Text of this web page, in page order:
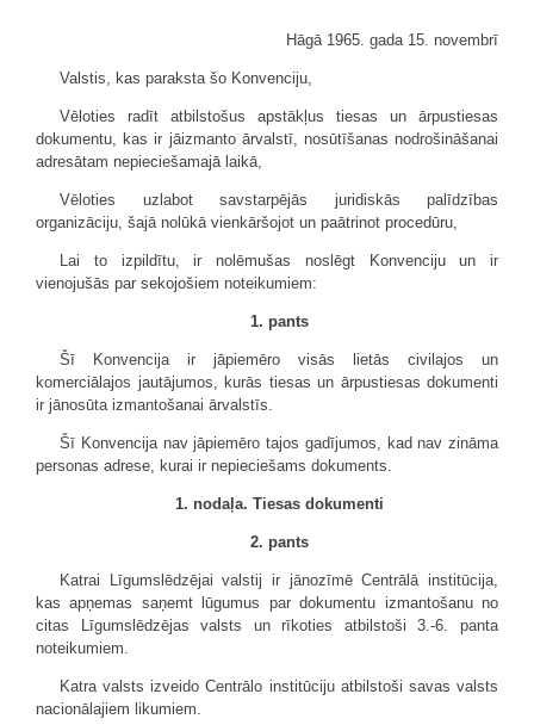
Hāgā 1965. gada 15. novembrī
Valstis, kas paraksta šo Konvenciju,
Vēloties radīt atbilstošus apstākļus tiesas un ārpustiesas
dokumentu, kas ir jāizmanto ārvalstī, nosūtīšanas nodrošināšanai
adresātam nepieciešamajā laikā,
Vēloties uzlabot savstarpējās juridiskās palīdzības
organizāciju, šajā nolūkā vienkāršojot un paātrinot procedūru,
Lai to izpildītu, ir nolēmušas noslēgt Konvenciju un ir
vienojušās par sekojošiem noteikumiem:
1. pants
Šī Konvencija ir jāpiemēro visās lietās civilajos un
komerciālajos jautājumos, kurās tiesas un ārpustiesas dokumenti
ir jānosūta izmantošanai ārvalstīs.
Šī Konvencija nav jāpiemēro tajos gadījumos, kad nav zināma
personas adrese, kurai ir nepieciešams dokuments.
1. nodaļa. Tiesas dokumenti
2. pants
Katrai Līgumslēdzējai valstij ir jānozīmē Centrālā institūcija,
kas apņemas saņemt lūgumus par dokumentu izmantošanu no
citas Līgumslēdzējas valsts un rīkoties atbilstoši 3.-6. panta
noteikumiem.
Katra valsts izveido Centrālo institūciju atbilstoši savas valsts
nacionālajiem likumiem.